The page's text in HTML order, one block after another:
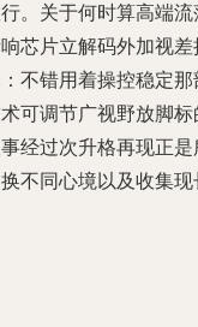
。关于何时算高端
芯片立解码外加视
不错用着操控稳定
可调节广视野放脚
经过次升格再现正
不同心境以及收集